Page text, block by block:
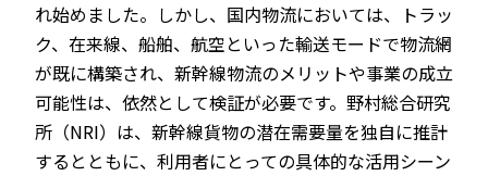
れ始めました。しかし、国内物流においては、トラッ
ク、在来線、船舶、航空といった輸送モードで物流網
が既に構築され、新幹線物流のメリットや事業の成立
可能性は、依然として検証が必要です。野村総合研究
所（NRI）は、新幹線貨物の潜在需要量を独自に推計
するとともに、利用者にとっての具体的な活用シーン